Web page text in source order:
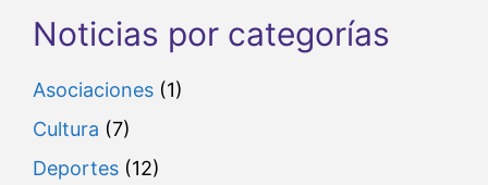
Noticias por categorías
Asociaciones (1)
Cultura (7)
Deportes (12)